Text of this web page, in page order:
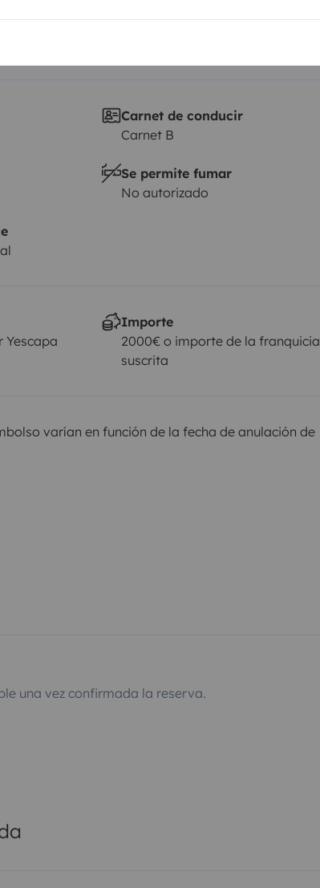
Carnet de conducir
Carnet B
Se permite fumar
No autorizado
Yescapa
Importe
2000€ o importe de la franquicia
suscrita
varían en función de la fecha de anulación de
una vez confirmada la reserva.